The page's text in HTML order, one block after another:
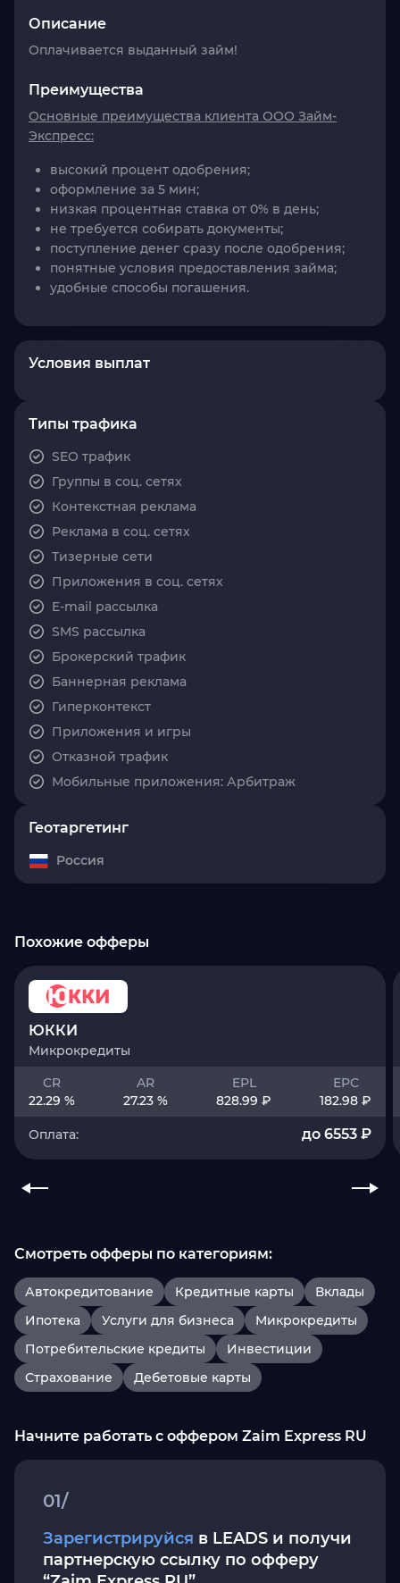
Описание
Оплачивается выданный займ!
Преимущества
Основные преимущества клиента ООО Займ-
Экспресс:
высокий процент одобрения;
оформление за 5 мин;
низкая процентная ставка от 0% в день;
не требуется собирать документы;
поступление денег сразу после одобрения;
понятные условия предоставления займа;
удобные способы погашения.
Условия выплат
Типы трафика
SEO трафик
Группы в соц. сетях
Контекстная реклама
Реклама в соц. сетях
Тизерные сети
Приложения в соц. сетях
E-mail рассылка
SMS рассылка
Брокерский трафик
Баннерная реклама
Гиперконтекст
Приложения и игры
Отказной трафик
Мобильные приложения: Арбитраж
Геотаргетинг
Россия
Похожие офферы
ЮККИ
Микрокредиты
CR
22.29 %
AR
27.23 %
EPL
828.99 ₽
EPC
182.98 ₽
Оплата: до 6553 ₽
Смотреть офферы по категориям:
Автокредитование Кредитные карты
Вклады
Ипотека
Услуги для бизнеса
Микрокредиты
Потребительские кредиты
Инвестиции
Страхование
Дебетовые карты
Начните работать с оффером Zaim Express RU
01/
Зарегистрируйся в LEADS и получи
партнерскую ссылку по офферу